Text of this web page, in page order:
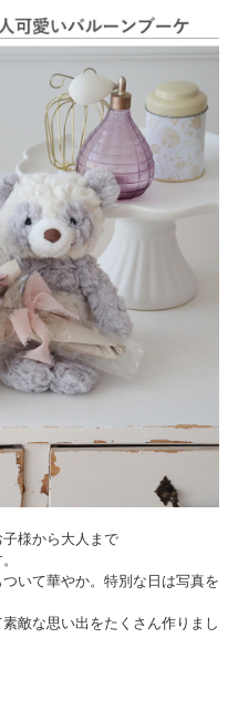
様から大人まで
いて華やか。特別な日は写真を
敵な思い出をたくさん作りまし